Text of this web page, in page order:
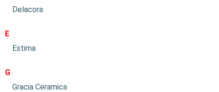
Delacora
E
Estima
G
Gracia Ceramica